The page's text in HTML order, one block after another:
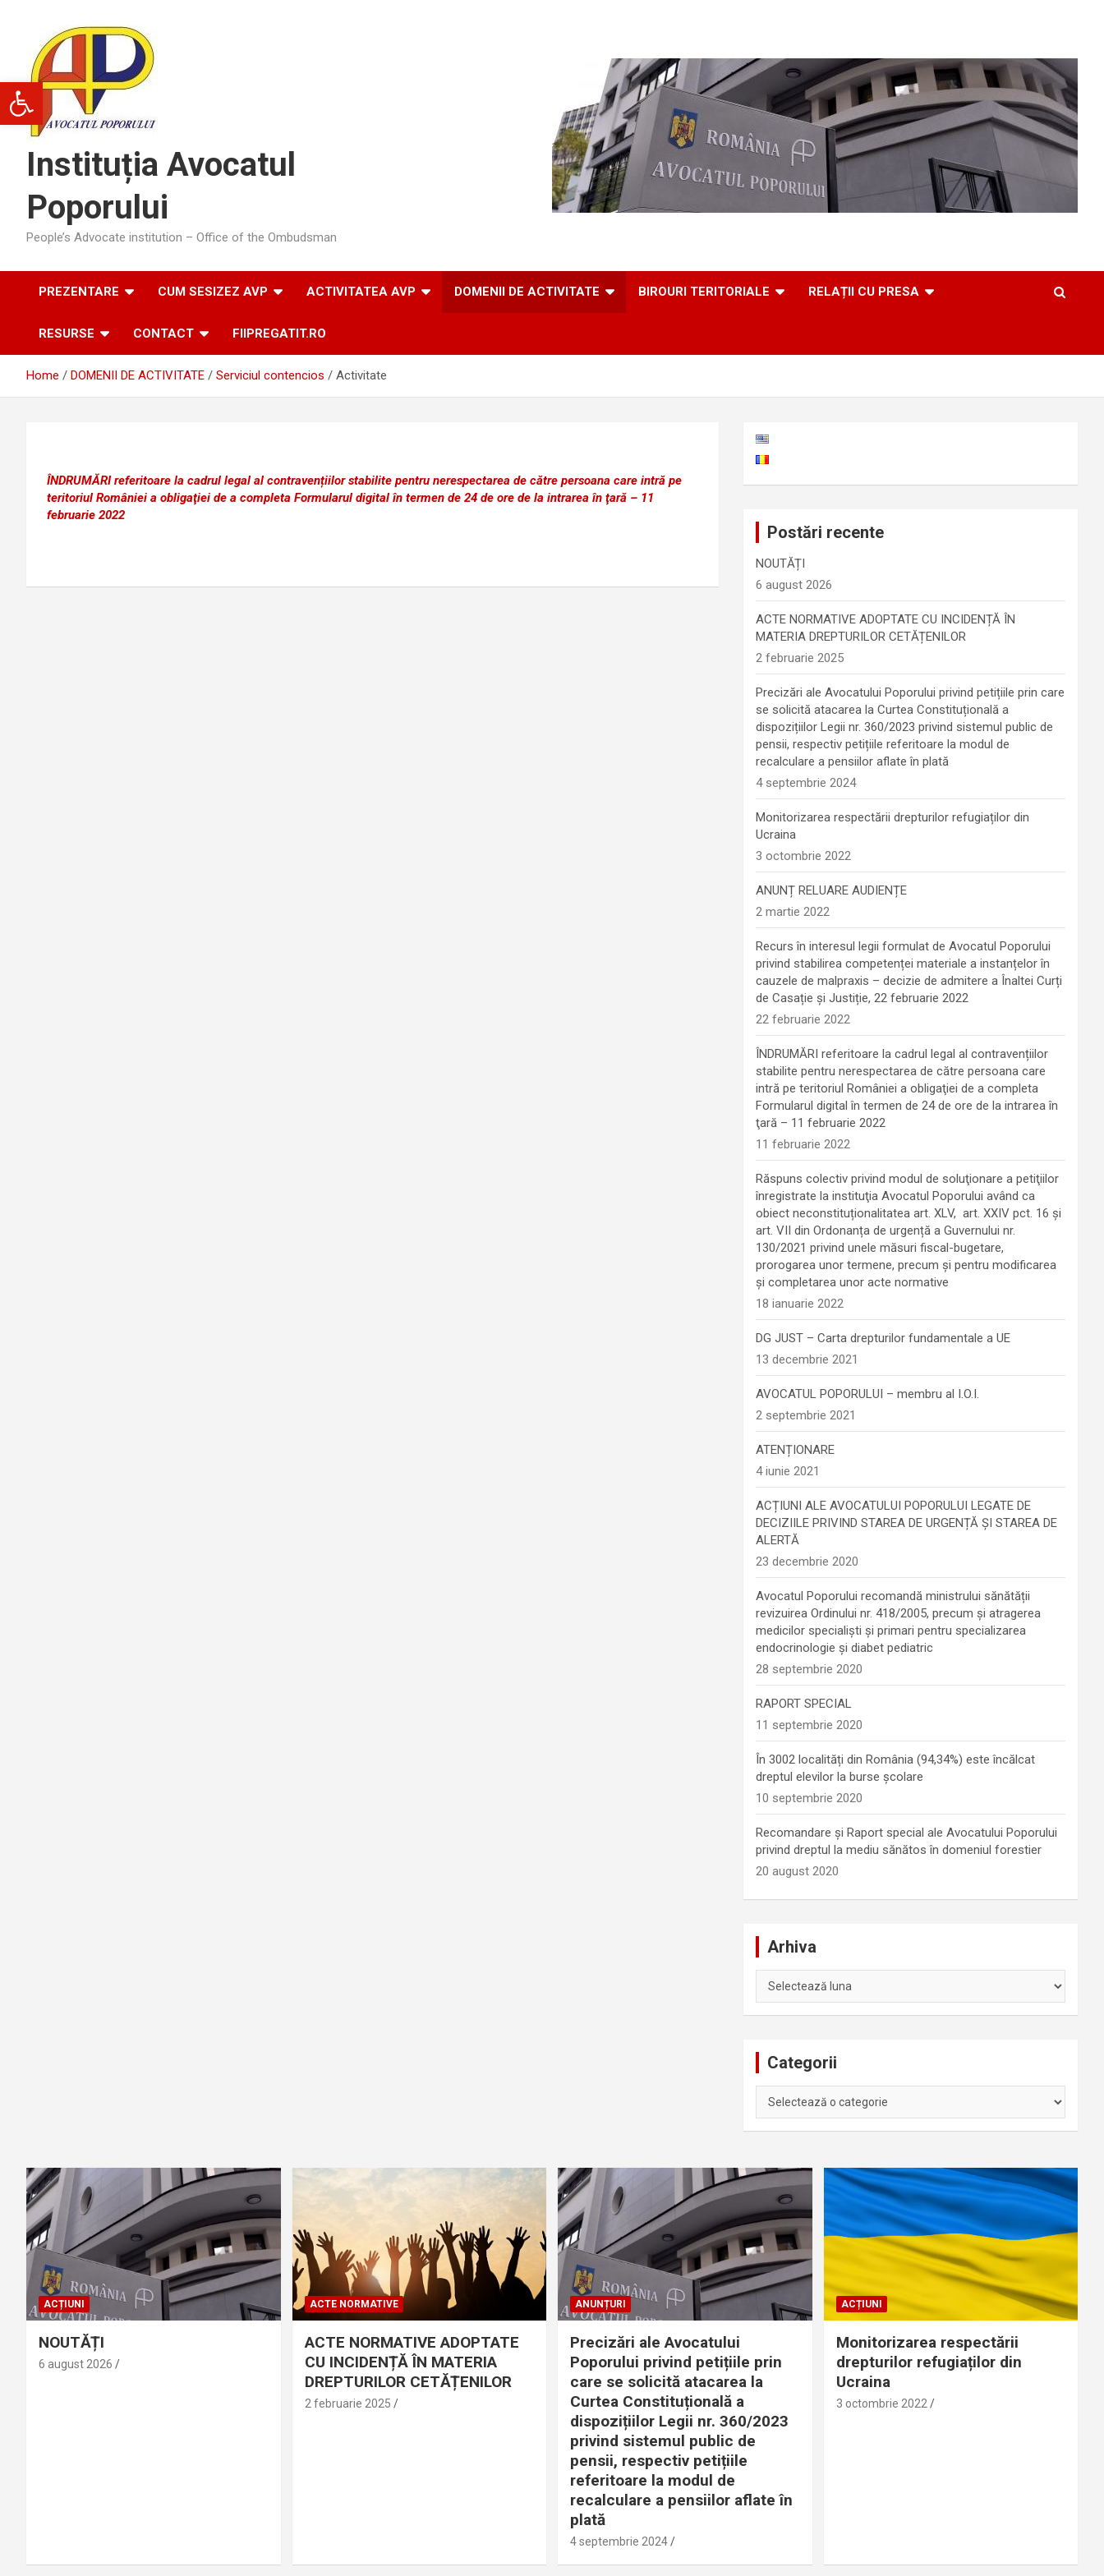
Deschide bara de unelte
Instituția Avocatul
Poporului
People’s Advocate institution – Office of the Ombudsman
PREZENTARE CUM SESIZEZ AVP ACTIVITATEA AVP DOMENII DE ACTIVITATE BIROURI TERITORIALE RELAȚII CU PRESA
RESURSE CONTACT FIIPREGATIT.RO
Home DOMENII DE ACTIVITATE Serviciul contencios Activitate
ÎNDRUMĂRI referitoare la cadrul legal al contravențiilor stabilite pentru nerespectarea de către persoana care intră pe
teritoriul României a obligaţiei de a completa Formularul digital în termen de 24 de ore de la intrarea în ţară – 11
februarie 2022
Postări recente
NOUTĂȚI
6 august 2026
ACTE NORMATIVE ADOPTATE CU INCIDENȚĂ ÎN
MATERIA DREPTURILOR CETĂȚENILOR
2 februarie 2025
Precizări ale Avocatului Poporului privind petițiile prin care
se solicită atacarea la Curtea Constituțională a
dispozițiilor Legii nr. 360/2023 privind sistemul public de
pensii, respectiv petițiile referitoare la modul de
recalculare a pensiilor aflate în plată
4 septembrie 2024
Monitorizarea respectării drepturilor refugiaților din
Ucraina
3 octombrie 2022
ANUNȚ RELUARE AUDIENȚE
2 martie 2022
Recurs în interesul legii formulat de Avocatul Poporului
privind stabilirea competenței materiale a instanțelor în
cauzele de malpraxis – decizie de admitere a Înaltei Curți
de Casație și Justiție, 22 februarie 2022
22 februarie 2022
ÎNDRUMĂRI referitoare la cadrul legal al contravențiilor
stabilite pentru nerespectarea de către persoana care
intră pe teritoriul României a obligaţiei de a completa
Formularul digital în termen de 24 de ore de la intrarea în
ţară – 11 februarie 2022
11 februarie 2022
Răspuns colectiv privind modul de soluţionare a petiţiilor
înregistrate la instituţia Avocatul Poporului având ca
obiect neconstituționalitatea art. XLV, art. XXIV pct. 16 și
art. VII din Ordonanța de urgență a Guvernului nr.
130/2021 privind unele măsuri fiscal-bugetare,
prorogarea unor termene, precum şi pentru modificarea
şi completarea unor acte normative
18 ianuarie 2022
DG JUST – Carta drepturilor fundamentale a UE
13 decembrie 2021
AVOCATUL POPORULUI – membru al I.O.I.
2 septembrie 2021
ATENȚIONARE
4 iunie 2021
ACȚIUNI ALE AVOCATULUI POPORULUI LEGATE DE
DECIZIILE PRIVIND STAREA DE URGENȚĂ ȘI STAREA DE
ALERTĂ
23 decembrie 2020
Avocatul Poporului recomandă ministrului sănătății
revizuirea Ordinului nr. 418/2005, precum și atragerea
medicilor specialiști și primari pentru specializarea
endocrinologie şi diabet pediatric
28 septembrie 2020
RAPORT SPECIAL
11 septembrie 2020
În 3002 localități din România (94,34%) este încălcat
dreptul elevilor la burse școlare
10 septembrie 2020
Recomandare și Raport special ale Avocatului Poporului
privind dreptul la mediu sănătos în domeniul forestier
20 august 2020
Arhiva
Categorii
ACȚIUNI
NOUTĂȚI
6 august 2026
ACTE NORMATIVE
ACTE NORMATIVE ADOPTATE
CU INCIDENȚĂ ÎN MATERIA
DREPTURILOR CETĂȚENILOR
2 februarie 2025
ANUNȚURI
Precizări ale Avocatului
Poporului privind petițiile prin
care se solicită atacarea la
Curtea Constituțională a
dispozițiilor Legii nr. 360/2023
privind sistemul public de
pensii, respectiv petițiile
referitoare la modul de
recalculare a pensiilor aflate în
plată
4 septembrie 2024
ACȚIUNI
Monitorizarea respectării
drepturilor refugiaților din
Ucraina
3 octombrie 2022